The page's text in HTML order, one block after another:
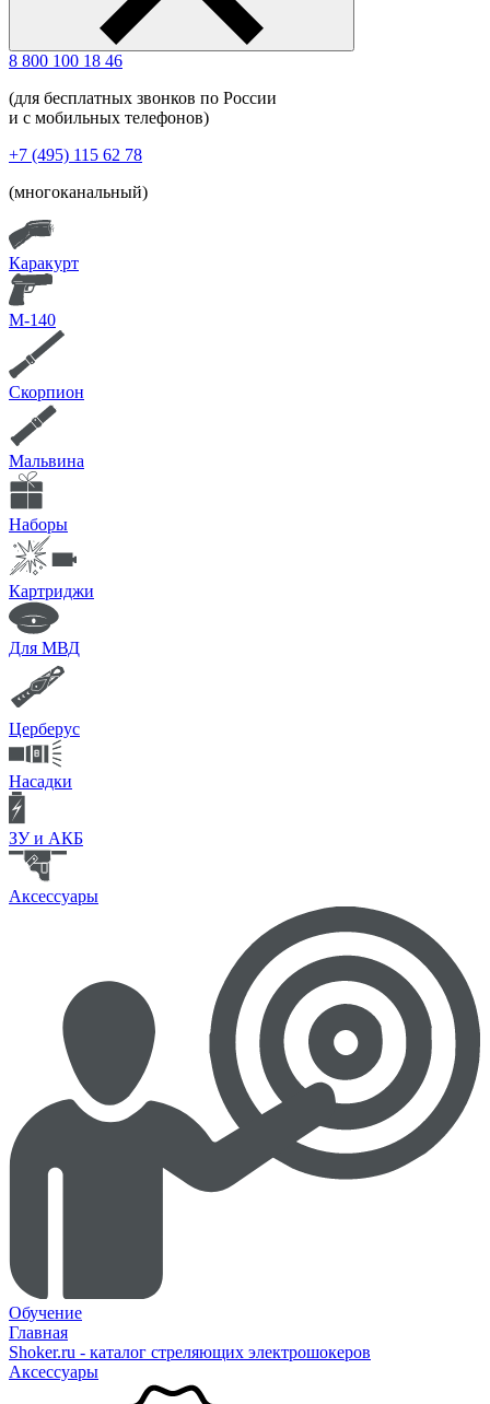
8 800 100 18 46
(для бесплатных звонков по России
и с мобильных телефонов)
+7 (495) 115 62 78
(многоканальный)
Каракурт
М-140
Скорпион
Мальвина
Наборы
Картриджи
Для МВД
Церберус
Насадки
ЗУ и АКБ
Аксессуары
Обучение
Главная
Shoker.ru - каталог стреляющих электрошокеров
Аксессуары